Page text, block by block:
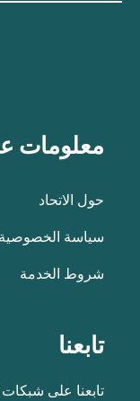
معلومات
حول الاتحاد
سياسة الخصوصية
شروط الخدمة
تابعنا
تابعنا على